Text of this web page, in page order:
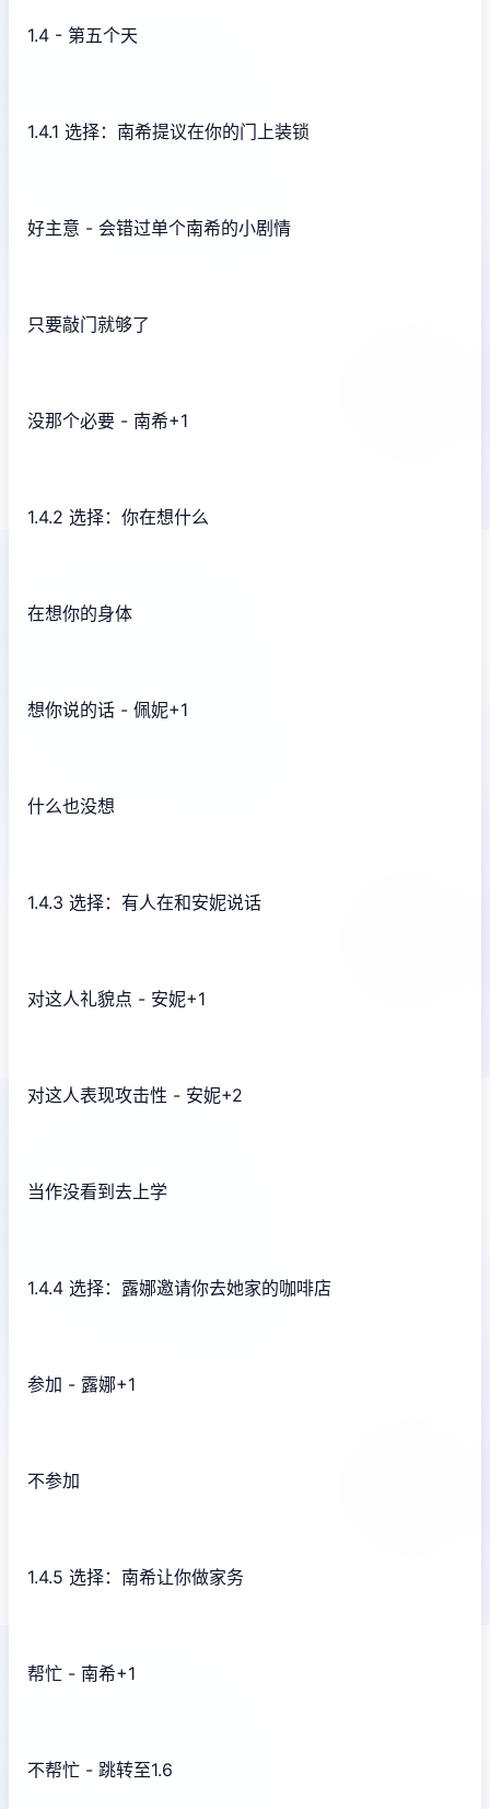
1.4 - 第五个天
1.4.1 选择：南希提议在你的门上装锁
好主意 - 会错过单个南希的小剧情
只要敲门就够了
没那个必要 - 南希+1
1.4.2 选择：你在想什么
在想你的身体
想你说的话 - 佩妮+1
什么也没想
1.4.3 选择：有人在和安妮说话
对这人礼貌点 - 安妮+1
对这人表现攻击性 - 安妮+2
当作没看到去上学
1.4.4 选择：露娜邀请你去她家的咖啡店
参加 - 露娜+1
不参加
1.4.5 选择：南希让你做家务
帮忙 - 南希+1
不帮忙 - 跳转至1.6